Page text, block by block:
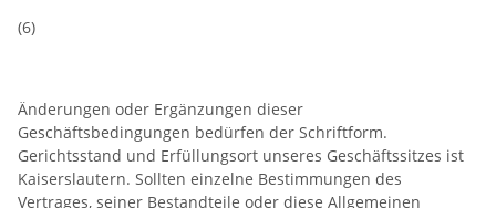
(6)
Änderungen oder Ergänzungen dieser
Geschäftsbedingungen bedürfen der Schriftform.
Gerichtsstand und Erfüllungsort unseres Geschäftssitzes ist
Kaiserslautern. Sollten einzelne Bestimmungen des
Vertrages, seiner Bestandteile oder diese Allgemeinen